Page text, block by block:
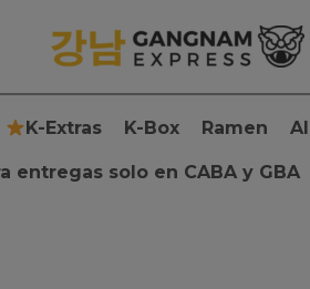
K-Extras K-Box Ramen
entregas solo en CABA y GBA